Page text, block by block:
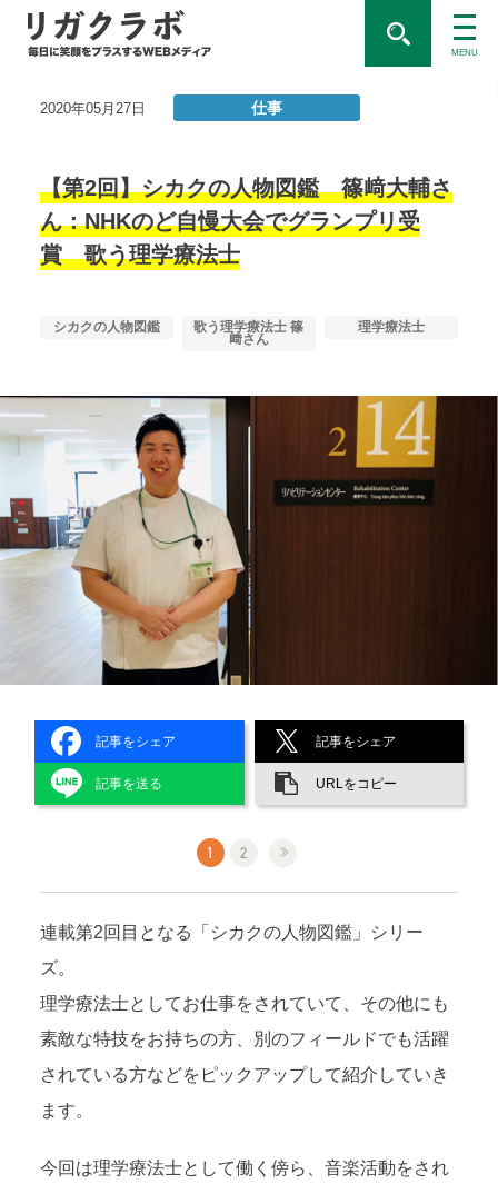
MENU
2020年05月27日 仕事
【第2回】シカクの人物図鑑 篠﨑大輔さ
ん：NHKのど自慢大会でグランプリ受
賞 歌う理学療法士
シカクの人物図鑑
歌う理学療法士 篠
﨑さん
理学療法士
記事をシェア 記事をシェア
記事を送る URLをコピー
1 2
連載第2回目となる「シカクの人物図鑑」シリー
ズ。
理学療法士としてお仕事をされていて、その他にも
素敵な特技をお持ちの方、別のフィールドでも活躍
されている方などをピックアップして紹介していき
ます。
今回は理学療法士として働く傍ら、音楽活動をされ